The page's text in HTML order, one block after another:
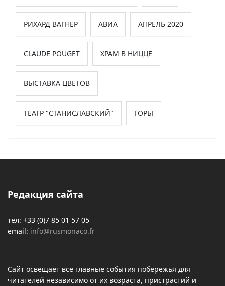
РИХАРД ВАГНЕР АВИА АПРЕЛЬ 2020
CLAUDE POUGET ХРАМ В НИЦЦЕ
ВЫСТАВКА ЦВЕТОВ
ТЕАТР "СТАНИСЛАВСКИЙ" ГОРЫ
Редакция сайта
тел: +33 (0)7 85 01 57 05
email: info@rusmonaco.fr
Сайт освещает все главные события побережья для
читателей независимо от их возраста, пристрастий и